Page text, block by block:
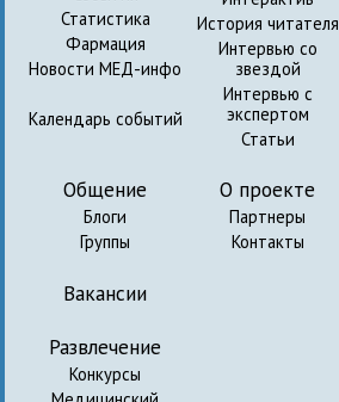
Статистика
Фармация
Новости МЕД-инфо
Календарь событий
История читателя
Интервью со
звездой
Интервью с
экспертом
Статьи
Общение
Блоги
Группы
Вакансии
Развлечение
Конкурсы
О проекте
Партнеры
Контакты